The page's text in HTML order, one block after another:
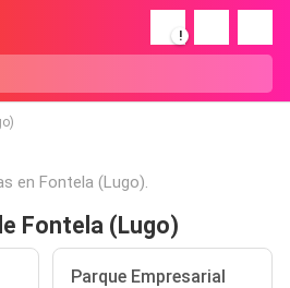
!
en Fontela (Lugo).
Fontela (Lugo)
Parque Empresarial